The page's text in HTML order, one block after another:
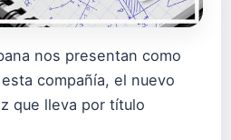
nos presentan como
compañía, el nuevo
que lleva por título